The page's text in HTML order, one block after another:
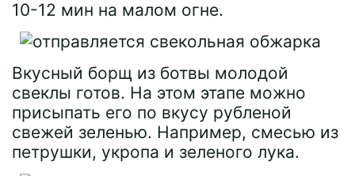
10-12 мин на малом огне.
Вкусный борщ из ботвы молодой
свеклы готов. На этом этапе можно
присыпать его по вкусу рубленой
свежей зеленью. Например, смесью из
петрушки, укропа и зеленого лука.